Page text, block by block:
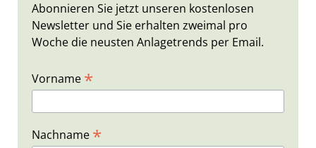
Abonnieren Sie jetzt unseren kostenlosen
Newsletter und Sie erhalten zweimal pro
Woche die neusten Anlagetrends per Email.
Vorname *
Nachname *